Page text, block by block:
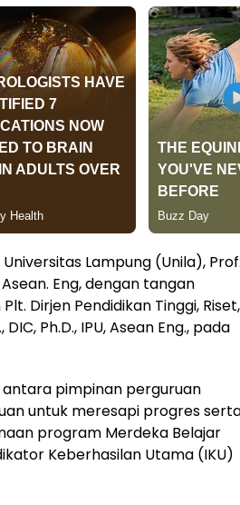
Lampung (Unila), Prof.
Asean. Eng, dengan tangan
Dirjen Pendidikan Tinggi, Riset,
Ph.D., IPU, Asean Eng., pada
pimpinan perguruan
untuk meresapi progres
program Merdeka Belajar
Keberhasilan Utama (IKU)